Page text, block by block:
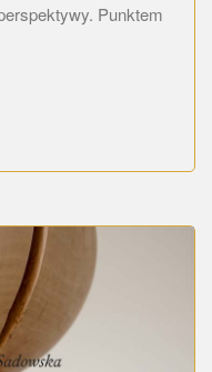
Punktem